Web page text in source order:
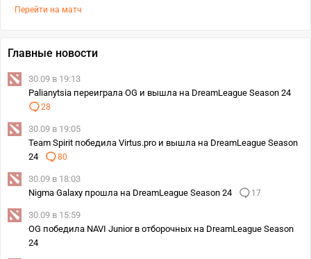
Перейти на матч
Главные новости
30.09 в 19:13
Palianytsia переиграла OG и вышла на DreamLeague Season 24
28
30.09 в 19:05
Team Spirit победила Virtus.pro и вышла на DreamLeague Season
24
80
30.09 в 18:03
Nigma Galaxy прошла на DreamLeague Season 24
17
30.09 в 15:59
OG победила NAVI Junior в отборочных на DreamLeague Season
24